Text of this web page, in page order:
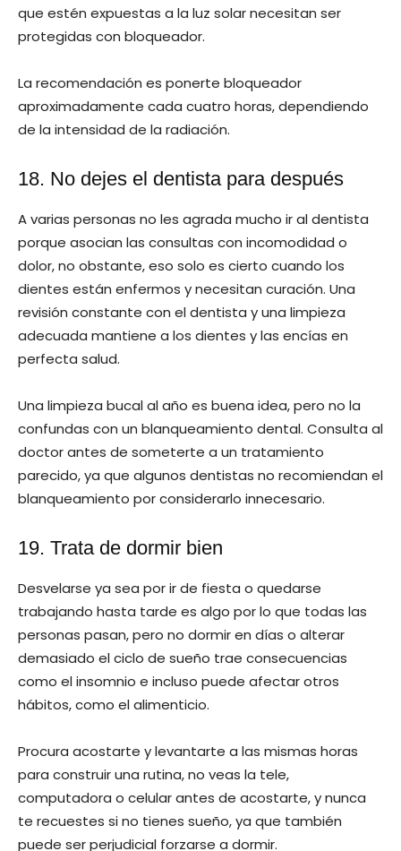
que estén expuestas a la luz solar necesitan ser
protegidas con bloqueador.
La recomendación es ponerte bloqueador
aproximadamente cada cuatro horas, dependiendo
de la intensidad de la radiación.
18. No dejes el dentista para después
A varias personas no les agrada mucho ir al dentista
porque asocian las consultas con incomodidad o
dolor, no obstante, eso solo es cierto cuando los
dientes están enfermos y necesitan curación. Una
revisión constante con el dentista y una limpieza
adecuada mantiene a los dientes y las encías en
perfecta salud.
Una limpieza bucal al año es buena idea, pero no la
confundas con un blanqueamiento dental. Consulta al
doctor antes de someterte a un tratamiento
parecido, ya que algunos dentistas no recomiendan el
blanqueamiento por considerarlo innecesario.
19. Trata de dormir bien
Desvelarse ya sea por ir de fiesta o quedarse
trabajando hasta tarde es algo por lo que todas las
personas pasan, pero no dormir en días o alterar
demasiado el ciclo de sueño trae consecuencias
como el insomnio e incluso puede afectar otros
hábitos, como el alimenticio.
Procura acostarte y levantarte a las mismas horas
para construir una rutina, no veas la tele,
computadora o celular antes de acostarte, y nunca
te recuestes si no tienes sueño, ya que también
puede ser perjudicial forzarse a dormir.